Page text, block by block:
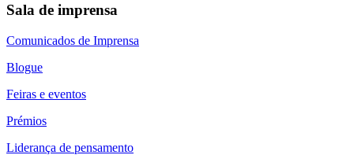
Sala de imprensa
Comunicados de Imprensa
Blogue
Feiras e eventos
Prémios
Liderança de pensamento